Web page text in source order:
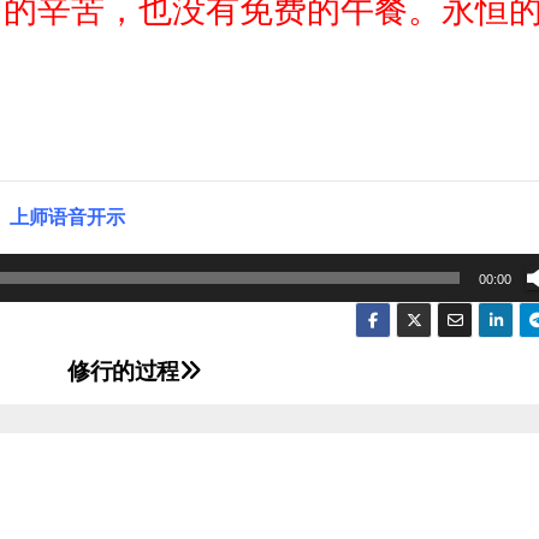
辛苦，也没有免费的午餐。永恒
上师语音开示
00:00
修行的过程